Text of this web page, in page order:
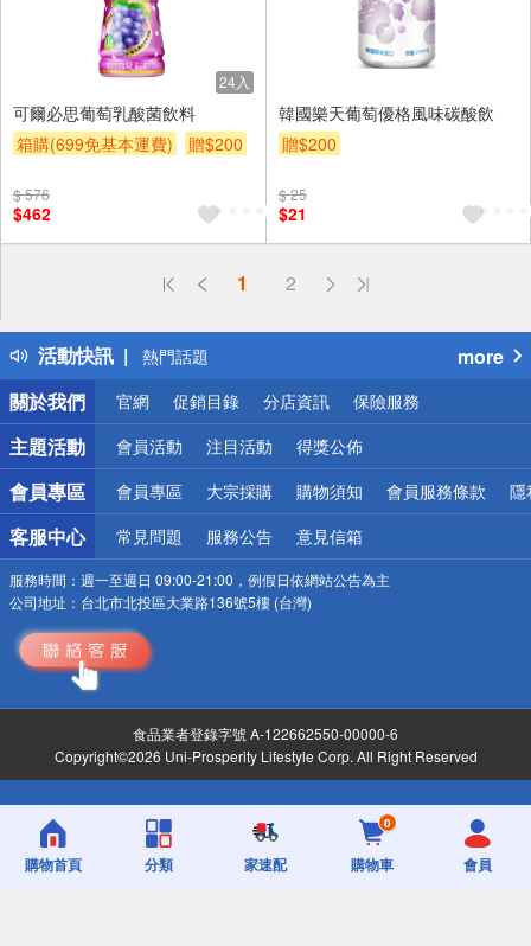
24入
可爾必思葡萄乳酸菌飲料
箱購(699免基本運費)
贈$200
$ 576
$462
韓國樂天葡萄優格風味碳酸飲
贈$200
$ 25
$21
1 2
活動快訊
偏遠地區配送
得獎公告
熱門話題
銀行優惠
偏遠地區配送
詐騙網頁！請小心！
more
關於我們
官網 促銷目錄 分店資訊 保險服務
主題活動 會員活動 注目活動 得獎公佈
會員專區 會員專區 大宗採購 購物須知 會員服務條款 隱
客服中心 常見問題 服務公告 意見信箱
服務時間： 週一至週日 09:00-21:00，例假日依網站公告為主
公司地址： 台北市北投區大業路136號5樓 (台灣)
食品業者登錄字號 A-122662550-00000-6
Copyright©2026 Uni-Prosperity Lifestyle Corp. All Right Reserved
購物首頁 分類 家速配
0
購物車 會員